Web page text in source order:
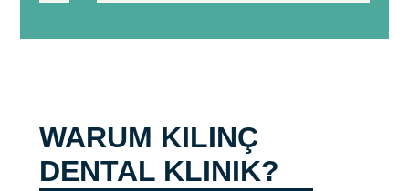
WARUM KILINÇ
DENTAL KLINIK?